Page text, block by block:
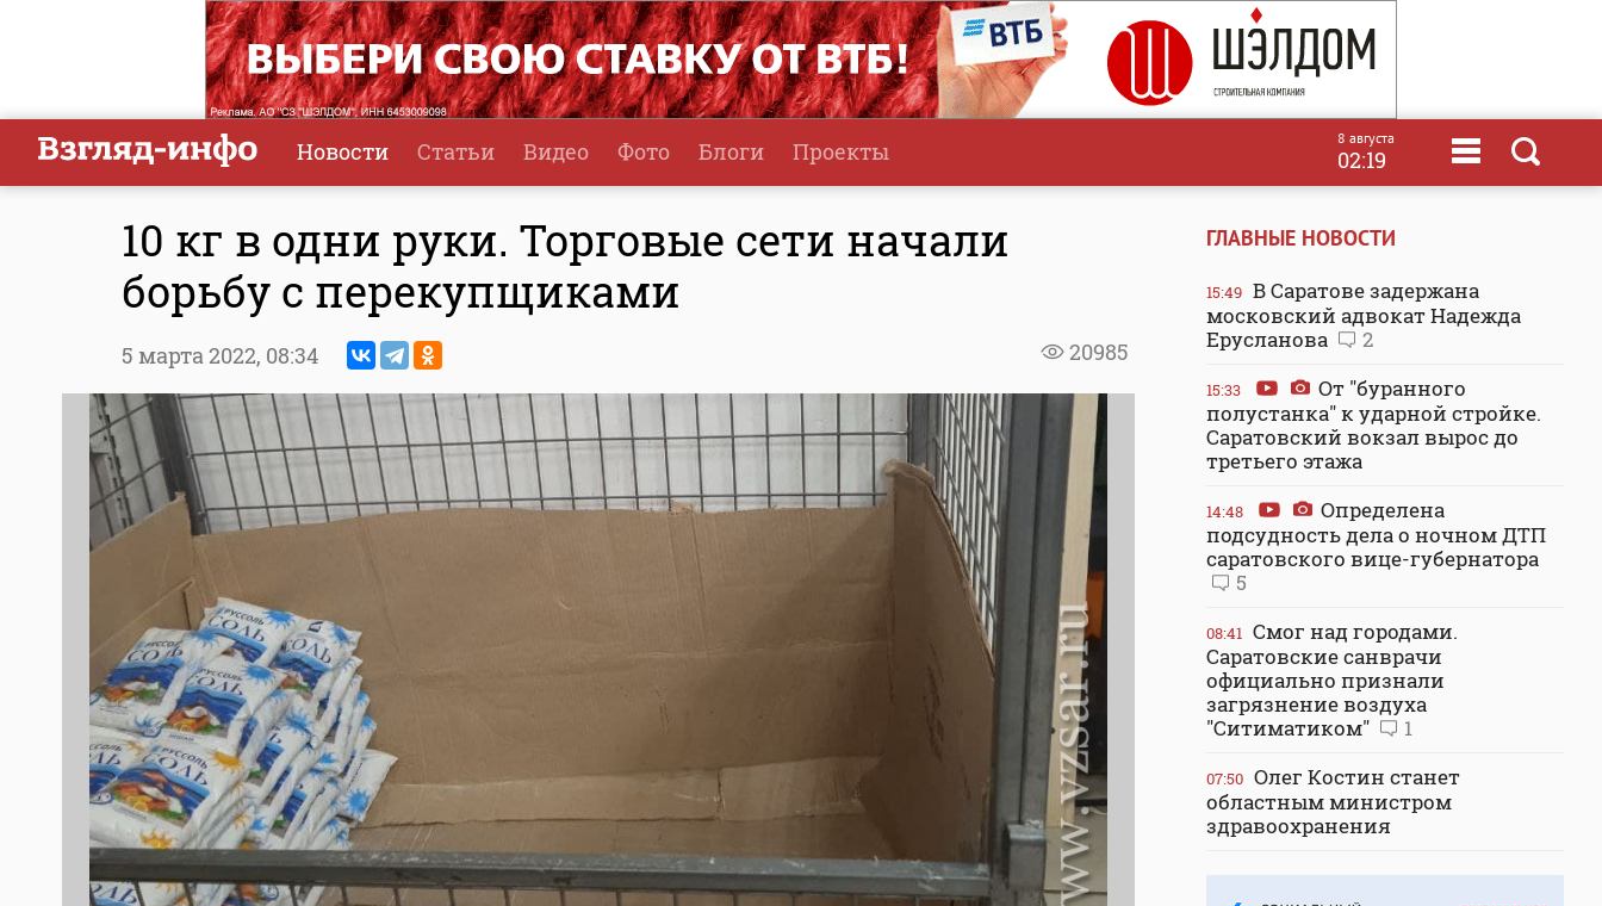
Новости Статьи Видео Фото Блоги Проекты 8 августа
02:19
10 кг в одни руки. Торговые сети начали
борьбу с перекупщиками
20985
5 марта 2022, 08:34
ГЛАВНЫЕ НОВОСТИ
15:49 В Саратове задержана
московский адвокат Надежда
Ерусланова
2
15:33
От "буранного
полустанка" к ударной стройке.
Саратовский вокзал вырос до
третьего этажа
14:48
Определена
подсудность дела о ночном ДТП
саратовского вице-губернатора
5
08:41 Смог над городами.
Саратовские санврачи
официально признали
загрязнение воздуха
"Ситиматиком"
1
07:50 Олег Костин станет
областным министром
здравоохранения